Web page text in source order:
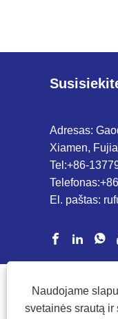
Adresas:
Xiamen,
Tel:+86-
Telefonas:
El. paštas:
Naudojame
svetainės srautą